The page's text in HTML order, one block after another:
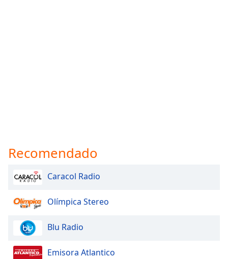
Recomendado
Caracol Radio
Olímpica Stereo
Blu Radio
Emisora Atlantico